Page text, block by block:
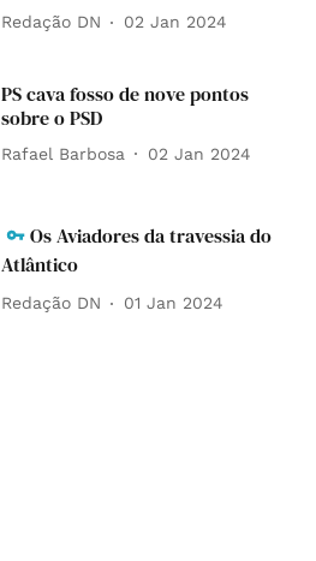
Redação DN 02 Jan 2024
PS cava fosso de nove pontos
sobre o PSD
Rafael Barbosa 02 Jan 2024
Os Aviadores da travessia do
Atlântico
Redação DN 01 Jan 2024